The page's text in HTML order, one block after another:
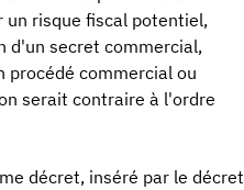
risque fiscal potentiel,
d'un secret commercial,
procédé commercial ou
serait contraire à l'ordre
décret, inséré par le décret